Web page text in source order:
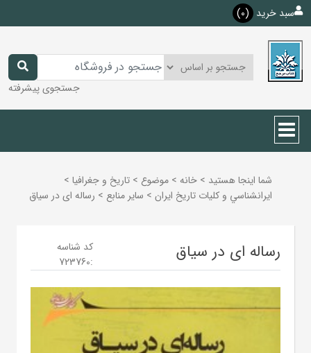
سبد خرید (0)
جستجوی پیشرفته
شما اینجا هستید > خانه > موضوع > تاريخ و جغرافيا >
ايرانشناسي و كليات تاريخ ايران > ساير منابع > رساله ای در سیاق
رساله ای در سیاق
کد شناسه
:
723760